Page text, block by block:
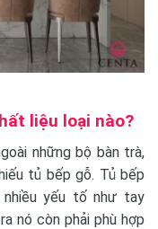
liệu loại nào?
những bộ bàn trà,
tủ bếp gỗ. Tủ bếp
yếu tố như tay
nó còn phải phù hợp